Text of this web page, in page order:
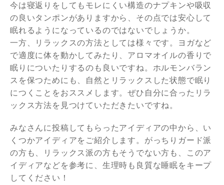
今は寝返りをしてもモレにくい構造のナプキンや吸収
の良いタンポンがありますから、その点では安心して
眠れるようになっているのではないでしょうか。
一方、リラックスの方法としては様々です。ヨガなど
で適度に体を動かしてみたり、アロマオイルの香りで
眠りについたりするのも良いですね。ホルモンバラン
スを保つためにも、自然とリラックスした状態で眠り
につくことをおススメします。ぜひ自分に合ったリラ
ックス方法を見つけていただきたいですね。
みなさんに投稿してもらったアイディアの中から、い
くつかアイディアをご紹介します。がっちりガード派
の方も、リラックス派の方もそうでない方も、このア
イディアなどを参考に、生理時も良質な睡眠をキープ
してください！